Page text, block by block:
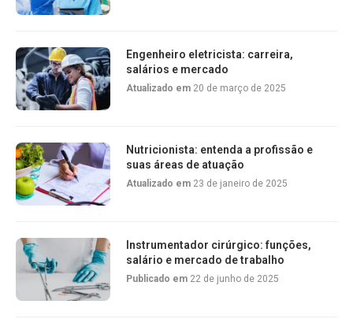
Engenheiro eletricista: carreira,
salários e mercado
Atualizado em 20 de março de 2025
Nutricionista: entenda a profissão e
suas áreas de atuação
Atualizado em 23 de janeiro de 2025
Instrumentador cirúrgico: funções,
salário e mercado de trabalho
Publicado em 22 de junho de 2025